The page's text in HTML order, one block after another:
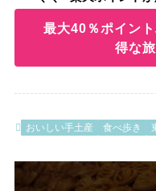
最大40％ポイン
得な
おいしい手土産 食べ歩き